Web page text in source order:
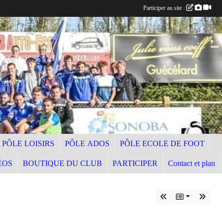
PÔLE LOISIRS PÔLE ADOS PÔLE ECOLE DE FOOT
BOUTIQUE DU CLUB PARTICIPER Contact et plan
Participer au site :